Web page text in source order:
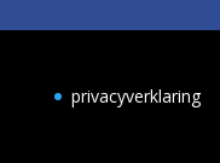
privacyverklaring